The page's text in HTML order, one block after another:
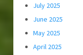
July 2025
June 2025
May 2025
April 2025